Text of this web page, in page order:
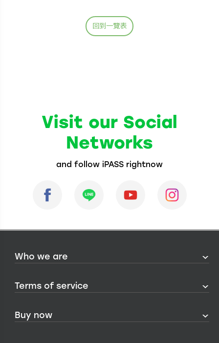
回到一覽表
Visit our Social
Networks
and follow iPASS rightnow
Who we are
Terms of service
Buy now